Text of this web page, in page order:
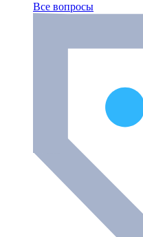
Все вопросы